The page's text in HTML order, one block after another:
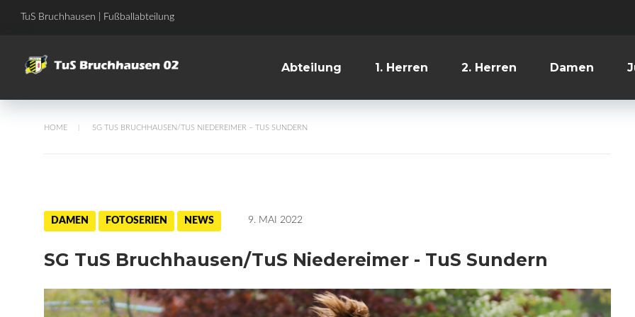
TuS Bruchhausen | Fußballabteilung
Abteilung 1. Herren 2. Herren Damen
HOME / SG TUS BRUCHHAUSEN/TUS NIEDEREIMER – TUS SUNDERN
DAMEN FOTOSERIEN NEWS 9. MAI 2022
SG TuS Bruchhausen/TuS Niedereimer - TuS Sundern